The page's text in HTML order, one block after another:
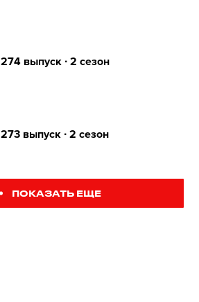
274 выпуск ∙ 2 сезон
273 выпуск ∙ 2 сезон
ПОКАЗАТЬ ЕЩЕ